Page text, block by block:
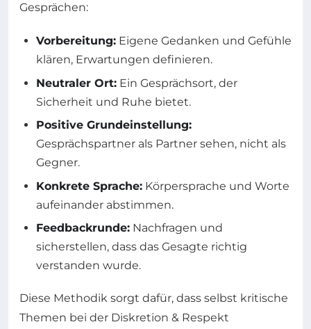
Gesprächen:
Vorbereitung: Eigene Gedanken und Gefühle
klären, Erwartungen definieren.
Neutraler Ort: Ein Gesprächsort, der
Sicherheit und Ruhe bietet.
Positive Grundeinstellung:
Gesprächspartner als Partner sehen, nicht als
Gegner.
Konkrete Sprache: Körpersprache und Worte
aufeinander abstimmen.
Feedbackrunde: Nachfragen und
sicherstellen, dass das Gesagte richtig
verstanden wurde.
Diese Methodik sorgt dafür, dass selbst kritische
Themen bei der Diskretion & Respekt